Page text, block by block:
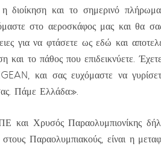
και το σημερινό πλήρωμα,
στο αεροσκάφος μας και θα
για να φτάσετε ως εδώ και
το πάθος που επιδεικνύετε.
και σας ευχόμαστε να
Πάμε Ελλάδα».
και Χρυσός Παραολυμπιονίκης
Παραολυμπιακούς, είναι η